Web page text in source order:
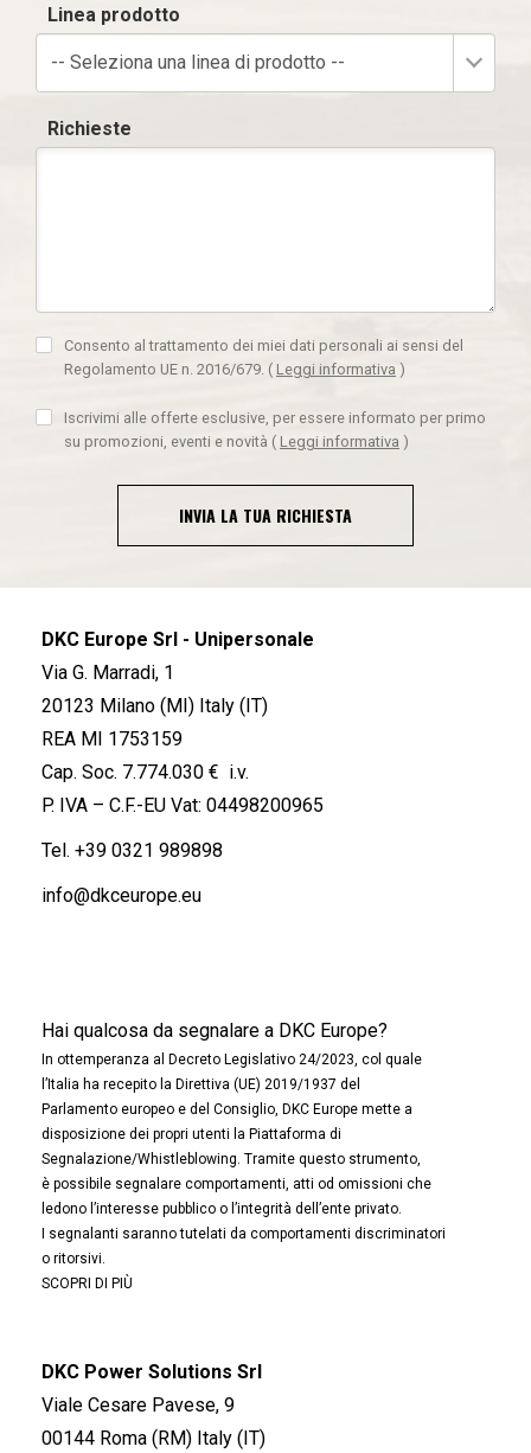
Linea prodotto
-- Seleziona una linea di prodotto --
Richieste
Consento al trattamento dei miei dati personali ai sensi del
Regolamento UE n. 2016/679. ( Leggi informativa )
Iscrivimi alle offerte esclusive, per essere informato per primo
su promozioni, eventi e novità ( Leggi informativa )
INVIA LA TUA RICHIESTA
DKC Europe Srl - Unipersonale
Via G. Marradi, 1
20123 Milano (MI) Italy (IT)
REA MI 1753159
Cap. Soc. 7.774.030 € i.v.
P. IVA – C.F.-EU Vat: 04498200965
Tel. +39 0321 989898
info@dkceurope.eu
Hai qualcosa da segnalare a DKC Europe?
In ottemperanza al Decreto Legislativo 24/2023, col quale
l’Italia ha recepito la Direttiva (UE) 2019/1937 del
Parlamento europeo e del Consiglio, DKC Europe mette a
disposizione dei propri utenti la Piattaforma di
Segnalazione/Whistleblowing. Tramite questo strumento,
è possibile segnalare comportamenti, atti od omissioni che
ledono l’interesse pubblico o l’integrità dell’ente privato.
I segnalanti saranno tutelati da comportamenti discriminatori
o ritorsivi.
SCOPRI DI PIÙ
DKC Power Solutions Srl
Viale Cesare Pavese, 9
00144 Roma (RM) Italy (IT)